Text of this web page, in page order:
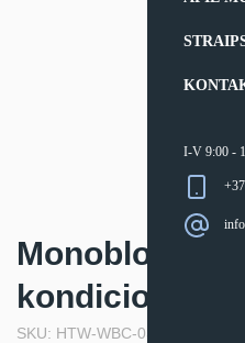
I-V 9:00 -
Monoblokinis
SKU: HTW-WBC-035-W2